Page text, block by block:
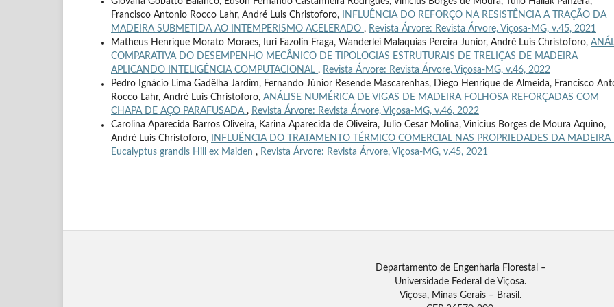
Francisco Antonio Rocco Lahr, André Luis Christoforo,
INFLUÊNCIA DO REFORÇO NA RESISTÊNCIA A TRAÇÃO DA
MADEIRA SUBMETIDA AO INTEMPERISMO ACELERADO , Revista Árvore: Revista Árvore, Viçosa-MG, v.45, 2021
Matheus Henrique Morato Moraes, Iuri Fazolin Fraga, Wanderlei Malaquias Pereira Junior, André Luis Christoforo,
COMPARATIVA DO DESEMPENHO MECÂNICO DE TIPOLOGIAS ESTRUTURAIS DE TRELIÇAS DE MADEIRA
APLICANDO INTELIGÊNCIA COMPUTACIONAL , Revista Árvore: Revista Árvore, Viçosa-MG, v.46, 2022
Pedro Ignácio Lima Gadêlha Jardim, Fernando Júnior Resende Mascarenhas, Diego Henrique de Almeida, Francisco
Rocco Lahr, André Luis Christoforo, ANÁLISE NUMÉRICA DE VIGAS DE MADEIRA FOLHOSA REFORÇADAS COM
CHAPA DE AÇO PARAFUSADA , Revista Árvore: Revista Árvore, Viçosa-MG, v.46, 2022
Carolina Aparecida Barros Oliveira, Karina Aparecida de Oliveira, Julio Cesar Molina, Vinicius Borges de Moura Aquino,
André Luis Christoforo,
INFLUÊNCIA DO TRATAMENTO TÉRMICO COMERCIAL NAS PROPRIEDADES DA MADEIRA
Eucalyptus grandis Hill ex Maiden , Revista Árvore: Revista Árvore, Viçosa-MG, v.45, 2021
Departamento de Engenharia Florestal –
Universidade Federal de Viçosa.
Viçosa, Minas Gerais – Brasil.